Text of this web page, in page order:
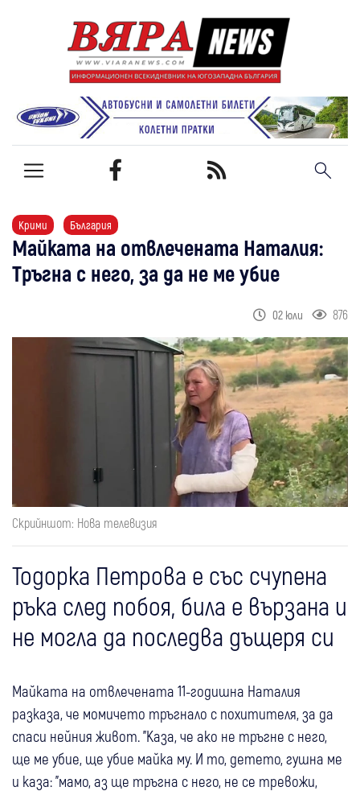
Крими България
Майката на отвлечената Наталия:
Тръгна с него, за да не ме убие
02 юли 876
Скрийншот: Нова телевизия
Тодорка Петрова е със счупена
ръка след побоя, била е вързана и
не могла да последва дъщеря си
Майката на отвлечената 11-годишна Наталия
разказа, че момичето тръгнало с похитителя, за да
спаси нейния живот. "Каза, че ако не тръгне с него,
ще ме убие, ще убие майка му. И то, детето, гушна ме
и каза: "мамо, аз ще тръгна с него, не се тревожи,